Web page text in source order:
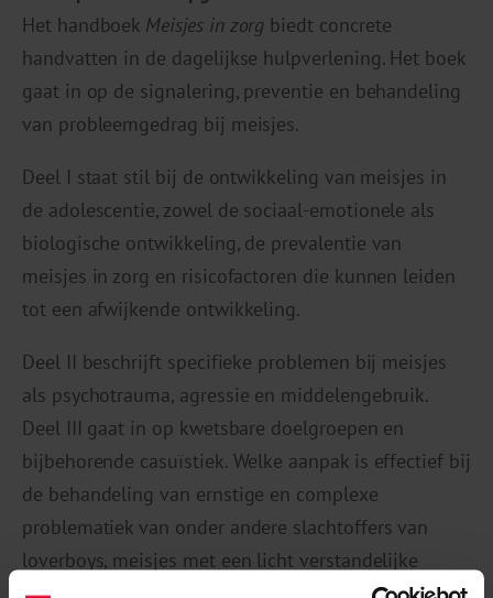
Het handboek Meisjes in zorg biedt concrete
handvatten in de dagelijkse hulpverlening. Het boek
gaat in op de signalering, preventie en behandeling
van probleemgedrag bij meisjes.
Deel I staat stil bij de ontwikkeling van meisjes in
de adolescentie, zowel de sociaal-emotionele als
biologische ontwikkeling, de prevalentie van
meisjes in zorg en risicofactoren die kunnen leiden
tot een afwijkende ontwikkeling.
Deel II beschrijft specifieke problemen bij meisjes
als psychotrauma, agressie en middelengebruik.
Deel III gaat in op kwetsbare doelgroepen en
bijbehorende casuïstiek. Welke aanpak is effectief bij
de behandeling van ernstige en complexe
problematiek van onder andere slachtoffers van
loverboys, meisjes met een licht verstandelijke